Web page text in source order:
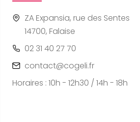
ZA Expansia, rue des Sentes
14700, Falaise
02 31 40 27 70
contact@cogeli.fr
Horaires : 10h - 12h30 / 14h - 18h